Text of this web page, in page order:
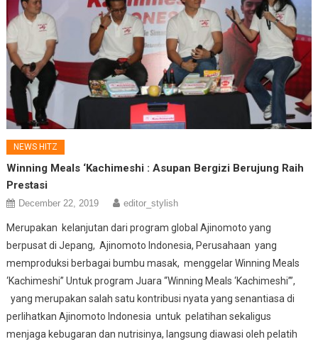
NEWS HITZ
Winning Meals ‘Kachimeshi : Asupan Bergizi Berujung Raih
Prestasi
December 22, 2019 editor_stylish
Merupakan kelanjutan dari program global Ajinomoto yang
berpusat di Jepang, Ajinomoto Indonesia, Perusahaan yang
memproduksi berbagai bumbu masak, menggelar Winning Meals
‘Kachimeshi” Untuk program Juara “Winning Meals ‘Kachimeshi’”,
yang merupakan salah satu kontribusi nyata yang senantiasa di
perlihatkan Ajinomoto Indonesia untuk pelatihan sekaligus
menjaga kebugaran dan nutrisinya, langsung diawasi oleh pelatih